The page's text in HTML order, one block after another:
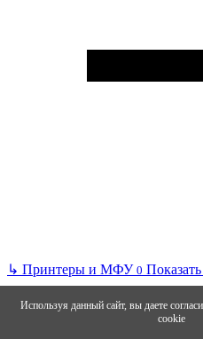
↳ Принтеры и МФУ 0
Используя данный сайт, вы даете
cookie